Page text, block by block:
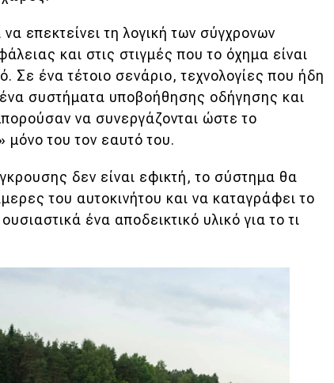
επεκτείνει τη λογική των σύγχρονων
και στις στιγμές που το όχημα είναι
Σε ένα τέτοιο σενάριο, τεχνολογίες που ήδη
συστήματα υποβοήθησης οδήγησης και
να συνεργάζονται ώστε το
μόνο του τον εαυτό του.
δεν είναι εφικτή, το σύστημα θα
του αυτοκινήτου και να καταγράφει το
ένα αποδεικτικό υλικό για το τι